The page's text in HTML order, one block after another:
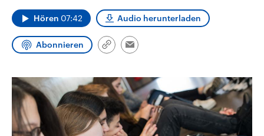
Hören 07:42 Audio herunterladen
Abonnieren
Link
Email